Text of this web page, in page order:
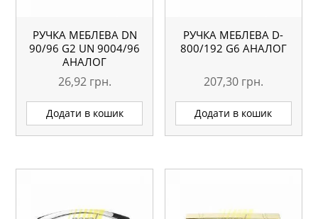
РУЧКА МЕБЛЕВА DN
90/96 G2 UN 9004/96
АНАЛОГ
26,92 грн.
Додати в кошик
РУЧКА МЕБЛЕВА D-
800/192 G6 АНАЛОГ
207,30 грн.
Додати в кошик